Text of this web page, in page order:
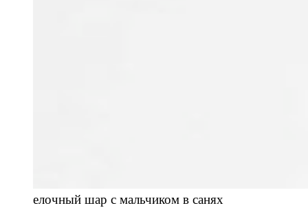
елочный шар с мальчиком в санях